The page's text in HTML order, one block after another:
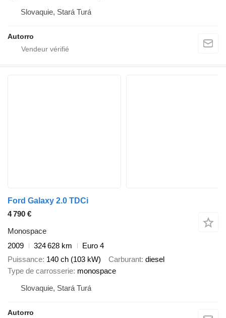
Slovaquie, Stará Turá
Autorro
Ford Galaxy 2.0 TDCi
4 790 €
Monospace
2009
324 628 km
Euro 4
Puissance 140 ch (103 kW) Carburant diesel
Type de carrosserie monospace
Slovaquie, Stará Turá
Autorro